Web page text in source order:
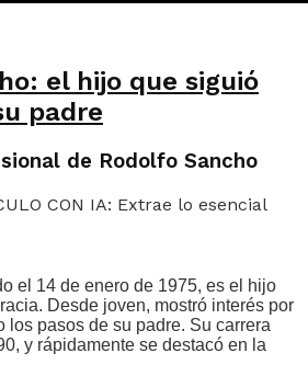
el hijo que siguió
padre
de Rodolfo Sancho
CON IA: Extrae lo esencial
el 14 de enero de 1975, es el hijo
Desde joven, mostró interés por
los pasos de su padre. Su carrera
y rápidamente se destacó en la